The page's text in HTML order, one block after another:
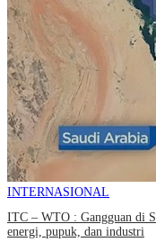
INTERNASIONAL
ITC – WTO : Gangguan di
energi, pupuk, dan industri